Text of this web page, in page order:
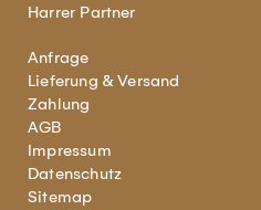
Harrer Partner
Anfrage
Lieferung & Versand
Zahlung
AGB
Impressum
Datenschutz
Sitemap